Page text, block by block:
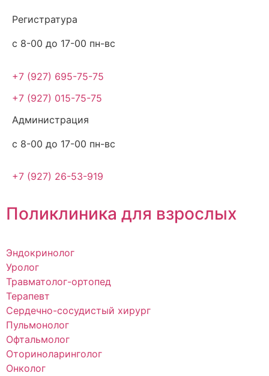
Регистратура
с 8-00 до 17-00 пн-вс
+7 (927) 695-75-75
+7 (927) 015-75-75
Администрация
с 8-00 до 17-00 пн-вс
+7 (927) 26-53-919
Поликлиника для взрослых
Эндокринолог
Уролог
Травматолог-ортопед
Терапевт
Сердечно-сосудистый хирург
Пульмонолог
Офтальмолог
Оториноларинголог
Онколог